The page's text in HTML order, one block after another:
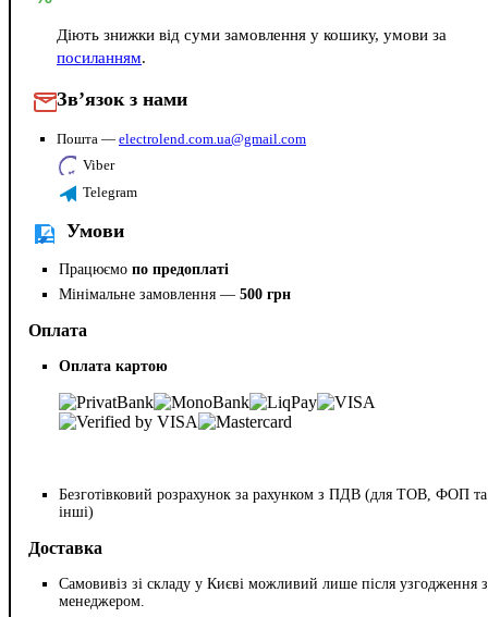
Діють знижки від суми замовлення у кошику, умови за
посиланням.
Зв’язок з нами
Пошта — electrolend.com.ua@gmail.com
Viber
Telegram
Умови
Працюємо по предоплаті
Мінімальне замовлення — 500 грн
Оплата
Оплата картою
Безготівковий розрахунок за рахунком з ПДВ (для ТОВ, ФОП та
інші)
Доставка
Самовивіз зі складу у Києві можливий лише після узгодження з
менеджером.